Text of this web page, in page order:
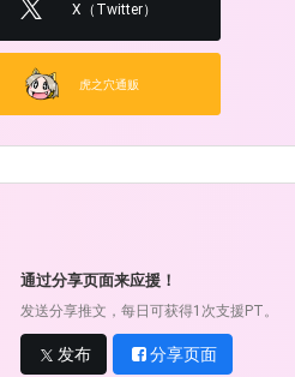
X（Twitter）
虎之穴通贩
通过分享页面来应援！
发送分享推文，每日可获得1次支援PT。
发布 分享页面